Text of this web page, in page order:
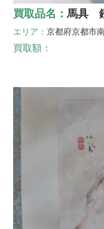
買取品名：馬具
エリア：京都府京都市
買取額：